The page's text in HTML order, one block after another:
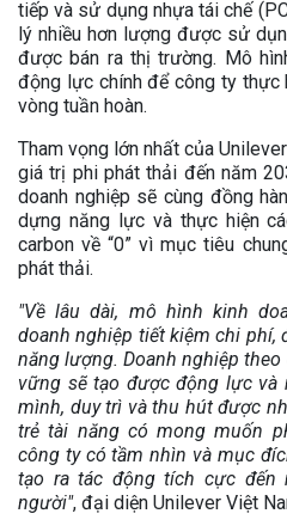
tiếp và sử dụng nhựa tái chế
lý nhiều hơn lượng được sử
được bán ra thị trường. Mô
động lực chính để công ty thực
vòng tuần hoàn.
Tham vọng lớn nhất của
giá trị phi phát thải đến năm
doanh nghiệp sẽ cùng đồng
dựng năng lực và thực hiện
carbon về “0” vì mục tiêu
phát thải.
"Về lâu dài, mô hình kinh
doanh nghiệp tiết kiệm chi phí,
năng lượng. Doanh nghiệp
vững sẽ tạo được động lực và
mình, duy trì và thu hút được
trẻ tài năng có mong muốn
công ty có tầm nhìn và mục
tạo ra tác động tích cực đến
người", đại diện Unilever Việt